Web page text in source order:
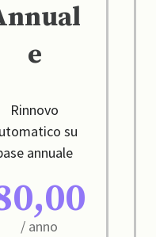
e
Rinnovo
su
annuale
/ anno